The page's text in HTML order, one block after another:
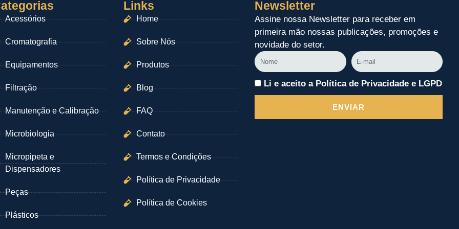
Acessórios
Cromatografia
Equipamentos
Filtração
Manutenção e Calibração
Microbiologia
Micropipeta e
Dispensadores
Peças
Plásticos
Links
Home
Sobre Nós
Produtos
Blog
FAQ
Contato
Termos e Condições
Política de Privacidade
Política de Cookies
Newsletter
Assine nossa Newsletter para receber em
primeira mão nossas publicações, promoções e
novidade do setor.
Nome
E-
mail
Li e aceito a Política de Privacidade e LGPD
ENVIAR